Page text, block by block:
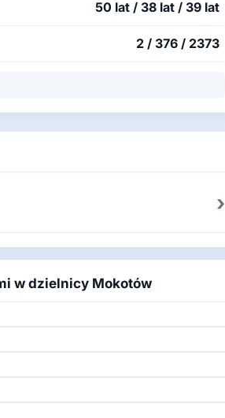
50 lat / 38 lat / 39 lat
2 / 376 / 2373
›
w dzielnicy Mokotów